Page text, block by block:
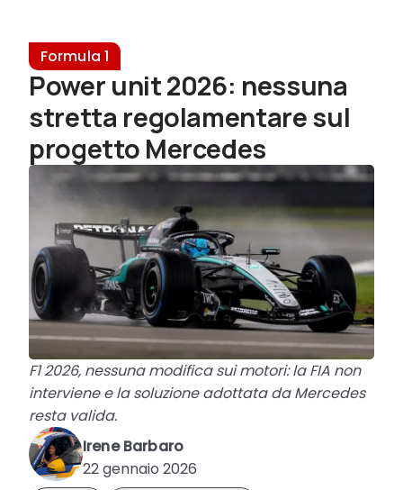
Formula 1
Power unit 2026: nessuna
stretta regolamentare sul
progetto Mercedes
F1 2026, nessuna modifica sui motori: la FIA non
interviene e la soluzione adottata da Mercedes
resta valida.
Irene Barbaro
22 gennaio 2026